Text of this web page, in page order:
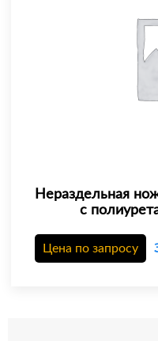
Нераздельная
с
Цена по запросу